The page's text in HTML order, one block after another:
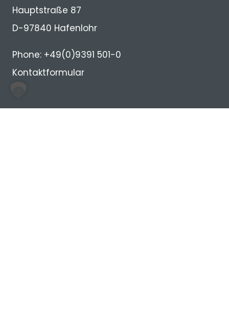
Hauptstraße 87
D-97840 Hafenlohr
Phone: +49(0)9391 501-0
Kontaktformular